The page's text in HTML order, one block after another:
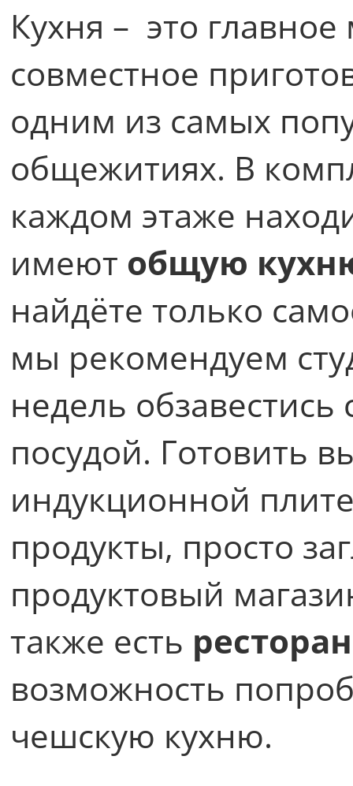
Кухня – это
совместное
одним из самых
общежитиях. В
каждом этаже
имеют общую
найдёте только
мы рекомендуем
недель
посудой. Готовить
индукционной
продукты, просто
продуктовый
также есть ресторан
возможность
чешскую кухню.